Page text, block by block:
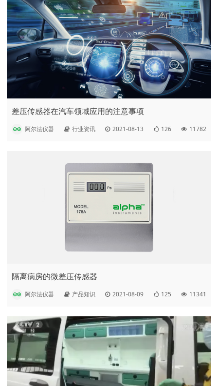
差压传感器在汽车领域应用的注意事项
阿尔法仪器 行业资讯 2021-08-13 126 11782
隔离病房的微差压传感器
阿尔法仪器 产品知识 2021-08-09 125 11341